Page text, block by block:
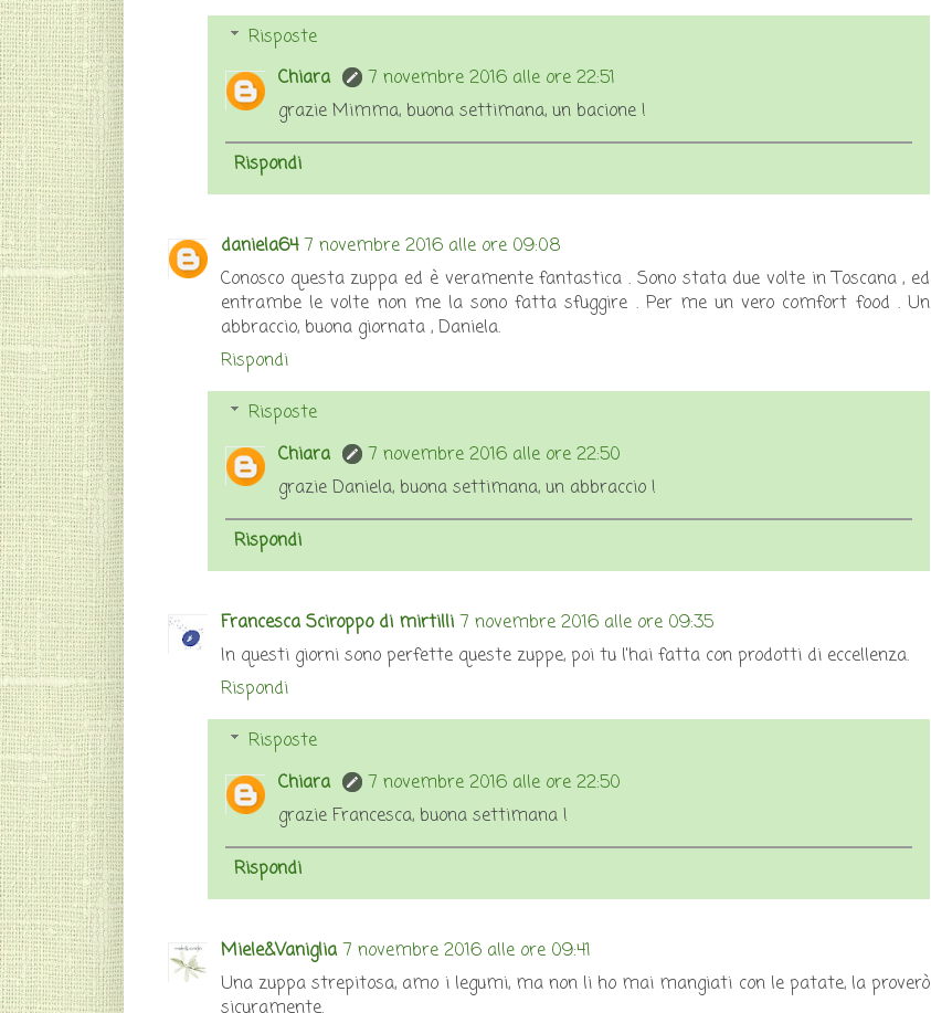
Risposte
Chiara
7 novembre 2016 alle ore 22:51
grazie Mimma, buona settimana, un bacione !
Rispondi
daniela64 7 novembre 2016 alle ore 09:08
Conosco questa zuppa ed è veramente fantastica . Sono stata due volte in Toscana , ed
entrambe le volte non me la sono fatta sfuggire . Per me un vero comfort food . Un
abbraccio, buona giornata , Daniela.
Rispondi
Risposte
Chiara
7 novembre 2016 alle ore 22:50
grazie Daniela, buona settimana, un abbraccio !
Rispondi
Francesca Sciroppo di mirtilli 7 novembre 2016 alle ore 09:35
In questi giorni sono perfette queste zuppe, poi tu l'hai fatta con prodotti di eccellenza.
Rispondi
Risposte
Chiara
7 novembre 2016 alle ore 22:50
grazie Francesca, buona settimana !
Rispondi
Miele&Vaniglia 7 novembre 2016 alle ore 09:41
Una zuppa strepitosa, amo i legumi, ma non li ho mai mangiati con le patate, la proverò